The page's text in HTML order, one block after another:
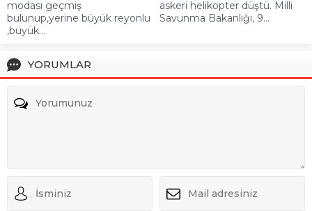
Daha sonraki yorumlarımda kullanılması için adım, e-posta
Henüz yorum yapılmamış. İlk yorumu yukarıdaki form
aracılığıyla siz yapabilirsiniz.